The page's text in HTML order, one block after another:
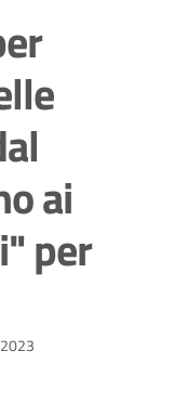
ai
per